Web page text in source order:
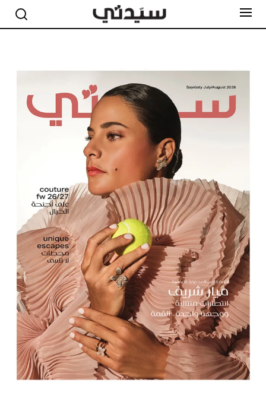
مشاهير
أناقة
جمال
فيديو
مطبخ سيدتي
مقالات الرأي
ستايل
تقارير
عروس سيدتي